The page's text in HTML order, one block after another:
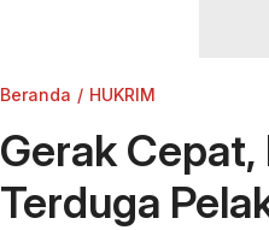
Beranda HUKRIM
Gerak
Terduga